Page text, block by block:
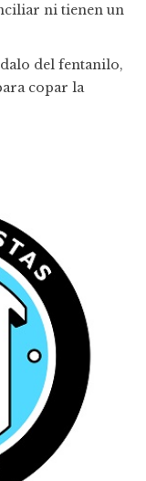
ni tienen un
del fentanilo,
copar la